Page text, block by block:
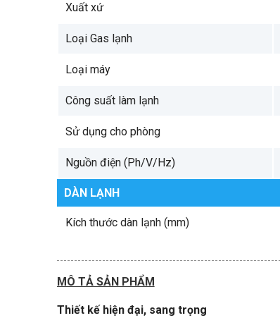
Xuất xứ
Loại Gas lạnh
Loại máy
Công suất làm lạnh
Sử dụng cho phòng
Nguồn điện (Ph/V/Hz)
DÀN LẠNH
Kích thước dàn lạnh (mm)
MÔ TẢ SẢN PHẨM
Thiết kế hiện đại, sang trọng